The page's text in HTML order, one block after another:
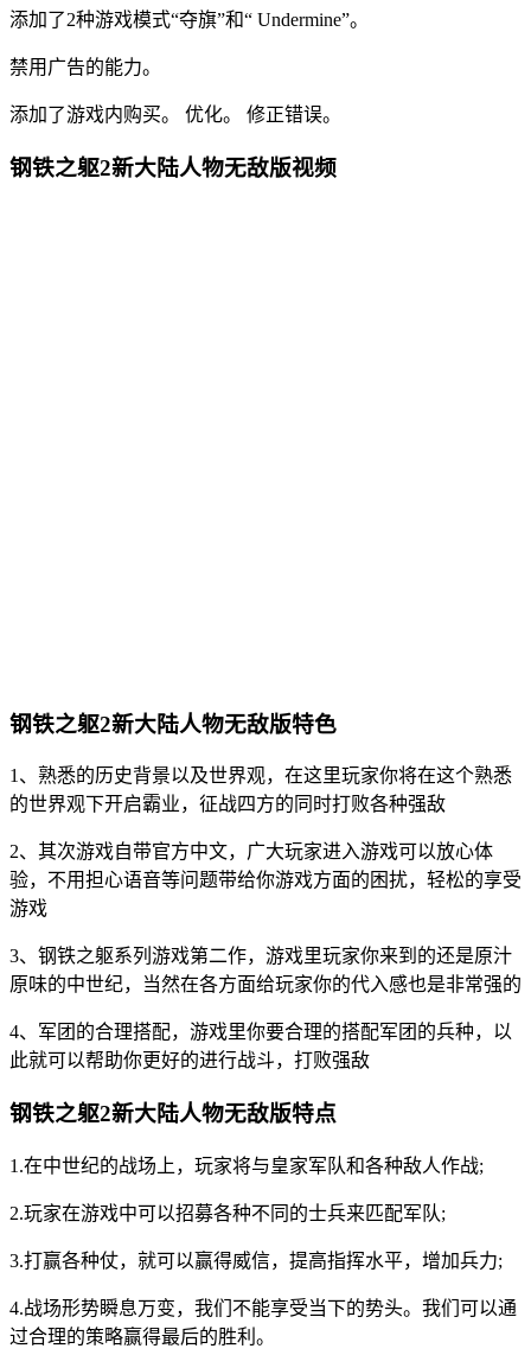
添加了2种游戏模式“夺旗”和“ Undermine”。
禁用广告的能力。
添加了游戏内购买。 优化。 修正错误。
钢铁之躯2新大陆人物无敌版视频
钢铁之躯2新大陆人物无敌版特色
1、熟悉的历史背景以及世界观，在这里玩家你将在这个熟悉
的世界观下开启霸业，征战四方的同时打败各种强敌
2、其次游戏自带官方中文，广大玩家进入游戏可以放心体
验，不用担心语音等问题带给你游戏方面的困扰，轻松的享受
游戏
3、钢铁之躯系列游戏第二作，游戏里玩家你来到的还是原汁
原味的中世纪，当然在各方面给玩家你的代入感也是非常强的
4、军团的合理搭配，游戏里你要合理的搭配军团的兵种，以
此就可以帮助你更好的进行战斗，打败强敌
钢铁之躯2新大陆人物无敌版特点
1.在中世纪的战场上，玩家将与皇家军队和各种敌人作战;
2.玩家在游戏中可以招募各种不同的士兵来匹配军队;
3.打赢各种仗，就可以赢得威信，提高指挥水平，增加兵力;
4.战场形势瞬息万变，我们不能享受当下的势头。我们可以通
过合理的策略赢得最后的胜利。